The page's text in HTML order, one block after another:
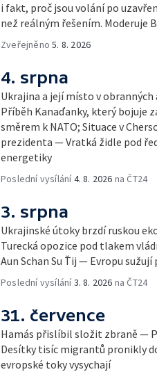
i fakt, proč jsou volání po
než reálným řešením. Moderuje
Zveřejněno5. 8. 2026
4. srpna
Ukrajina a její místo v
Příběh Kanaďanky, který bojuje
směrem k NATO; Situace v
prezidenta — Vratká židle pod
energetiky
Poslední vysílání4. 8. 2026 na ČT24
3. srpna
Ukrajinské útoky brzdí ruskou
Turecká opozice pod tlakem
Aun Schan Su Ťij — Evropu
Poslední vysílání3. 8. 2026 na ČT24
31. července
Hamás přislíbil složit zbraně —
Desítky tisíc migrantů pronikly
evropské toky vysychají